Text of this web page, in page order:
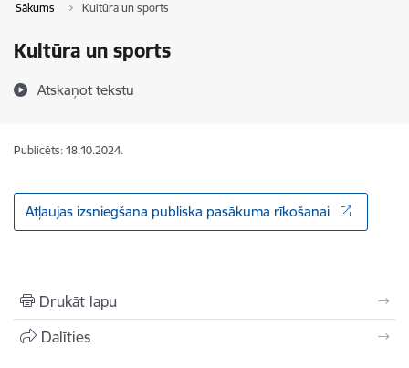
Sākums Kultūra un sports
Kultūra un sports
Atskaņot tekstu
Publicēts: 18.10.2024.
Atļaujas izsniegšana publiska pasākuma rīkošanai
Drukāt lapu
Dalīties